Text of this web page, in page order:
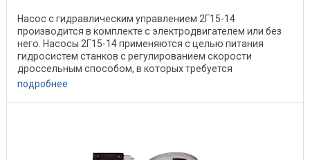
Насос с гидравлическим управлением 2Г15-14
производится в комплекте с электродвигателем или без
него. Насосы 2Г15-14 применяются с целью питания
гидросистем станков с регулированием скорости
дроссельным способом, в которых требуется
поддерживать ...
подробнее